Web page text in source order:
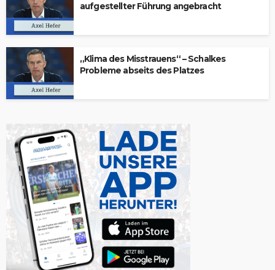
aufgestellter Führung angebracht
„Klima des Misstrauens“ – Schalkes
Probleme abseits des Platzes